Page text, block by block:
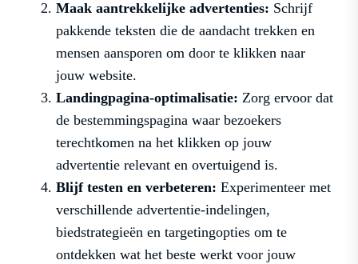
Maak aantrekkelijke advertenties: Schrijf
pakkende teksten die de aandacht trekken en
mensen aansporen om door te klikken naar
jouw website.
Landingpagina-optimalisatie: Zorg ervoor dat
de bestemmingspagina waar bezoekers
terechtkomen na het klikken op jouw
advertentie relevant en overtuigend is.
Blijf testen en verbeteren: Experimenteer met
verschillende advertentie-indelingen,
biedstrategieën en targetingopties om te
ontdekken wat het beste werkt voor jouw